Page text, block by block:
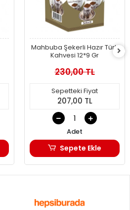
Mahbuba Şekerli Hazır Türk
Kahvesi 12*9 Gr
230,00 TL
Sepetteki Fiyat
207,00 TL
Adet
Sepete Ekle